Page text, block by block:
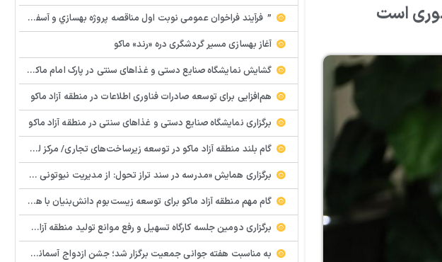
است
” فرآيند فراخوان عمومي نوبت اول مناقصه پروژه بهسازي و آسفالت راه و پاركينگ مجموعه آب درماني شهرستان شوط منطقه آزاد ماكو “
آغاز بهسازی مسیر گردشگری دره «رند» ماکو
گشایش نمایشگاه صنایع دستی و غذاهای سنتی در پارک امام ماکو با محوریت توانمندسازی زنان
هم‌افزایی برای توسعه صادرات فناوری اطلاعات در منطقه آزاد ماکو
برگزاری نمایشگاه صنایع دستی و غذاهای سنتی در منطقه آزاد ماکو
گام بلند منطقه آزاد ماکو در توسعه زیرساخت‌های تجاری/ مرکز لجستیک مرزی بازرگان تصویب شد
️برگزاری همایش «مدرسه در سند تراز تحول: از مدیریت نیوتونی به رهبری کوانتومی» با مشارکت سازمان منطقه آزاد ماکو
گام مهم منطقه آزاد ماکو برای توسعه زیست‌بوم دانش‌بنیان با همکاری مرکز نوآوری و شتابدهنده‌های استارتاپ
برگزاری دومین جلسه کارگاه تسهیل و رفع موانع تولید منطقه آزاد ماکو
به مناسبت هفته جوانی جمعیت برگزار شد؛ جشن ازدواج آسمانی و ازدواج آسان در شهرستان پلدشت